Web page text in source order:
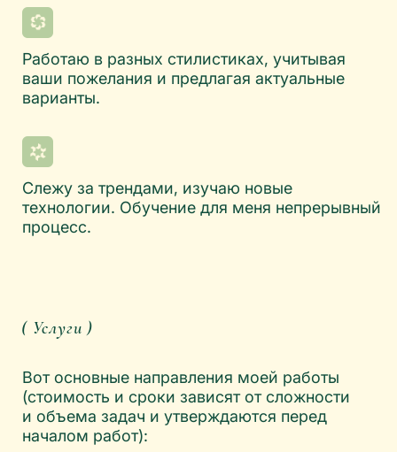
от 50 000 руб.
ИНТЕРНЕТ-МАГАЗИН
от 58 000 руб.
каталогом, верстка на Tilda, настройка и
адаптация под мобильные устройства и
планшеты
от 20 000 руб.
полностью готовый к верстке
разработчиком
ГРАФИЧЕСКИЙ ДИЗАЙН
Что входит в стоимость?
Что входит в стоимость?